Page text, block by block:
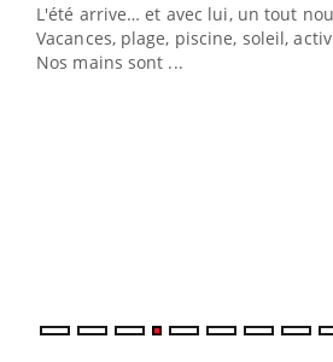
L'été arrive… et avec lui, un tout
Vacances, plage, piscine, soleil,
Nos mains sont ...